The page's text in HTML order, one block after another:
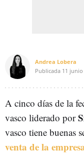
Andrea Lobera
Publicada 11 junio
A cinco días de la
vasco liderado por
vasco tiene buenas
venta de la